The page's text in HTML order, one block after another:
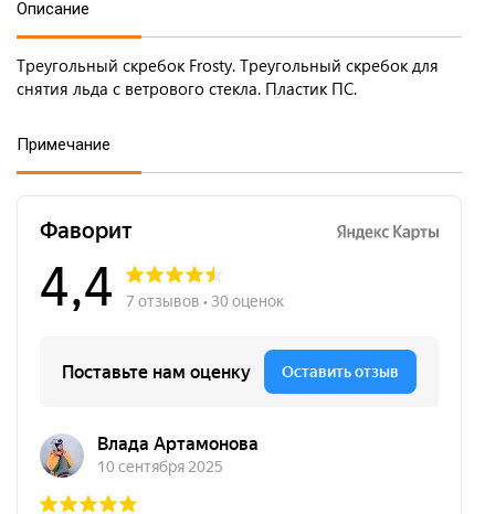
Описание
Треугольный скребок Frosty. Треугольный скребок для
снятия льда с ветрового стекла. Пластик ПС.
Примечание